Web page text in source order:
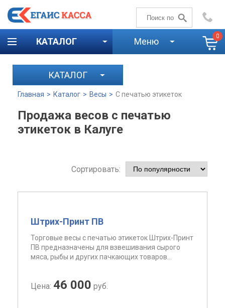
+7 (4842)59-58-00
КАТАЛОГ Меню 0
КАТАЛОГ
Главная > Каталог > Весы > С печатью этикеток
Продажа весов с печатью
этикеток в Калуге
Сортировать:
Штрих-Принт ПВ
Торговые весы с печатью этикеток Штрих-Принт
ПВ предназначены для взвешивания сырого
мяса, рыбы и других пачкающих товаров...
Цена: 46 000 руб.